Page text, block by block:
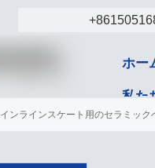
ホー
私た
インラインスケート用のセラミック